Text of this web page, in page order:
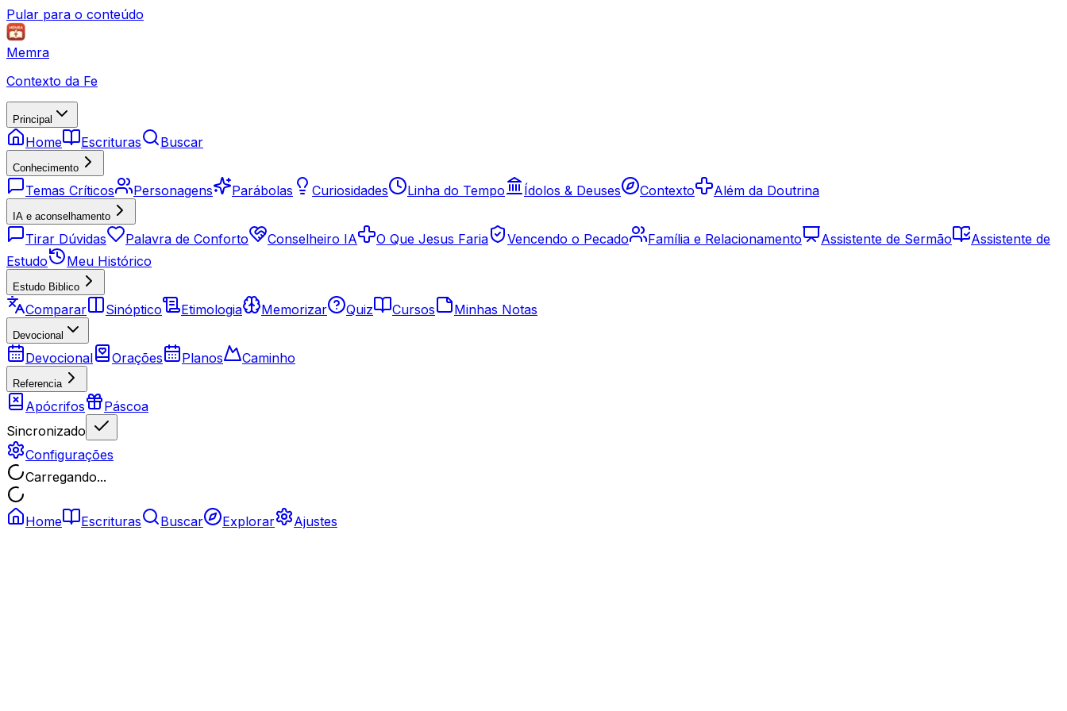
Pular para o conteúdo
Memra
Contexto da Fe
Principal
Home Escrituras Buscar
Conhecimento
Temas Críticos Personagens Parábolas Curiosidades Linha do Tempo Ídolos & Deuses Contexto Além da Doutrina
IA e aconselhamento
Tirar Dúvidas Palavra de Conforto Conselheiro IA O Que Jesus Faria Vencendo o Pecado Família e Relacionamento Assistente de Sermão
Assistente de
Estudo
Meu Histórico
Estudo Biblico
Comparar Sinóptico Etimologia Memorizar Quiz Cursos Minhas Notas
Devocional
Devocional Orações Planos Caminho
Referencia
Apócrifos
Páscoa
Sincronizado
Configurações
Carregando...
Home Escrituras Buscar Explorar Ajustes